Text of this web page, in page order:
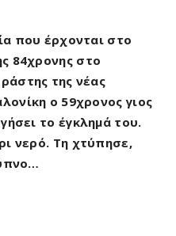
που έρχονται στο
84χρονης στο
της νέας
ο 59χρονος γιος
το έγκλημά του.
νερό. Τη χτύπησε,